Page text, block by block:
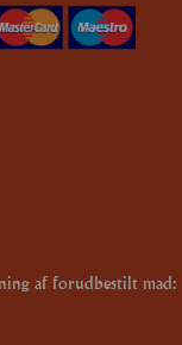
af forudbestilt mad: